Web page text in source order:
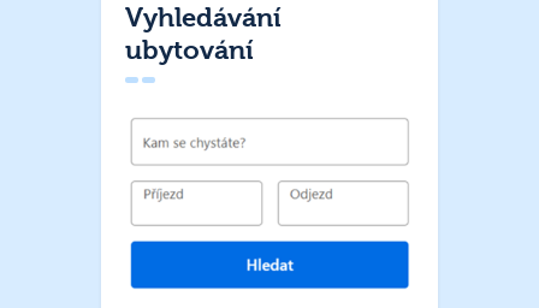
Vyhledávání
ubytování